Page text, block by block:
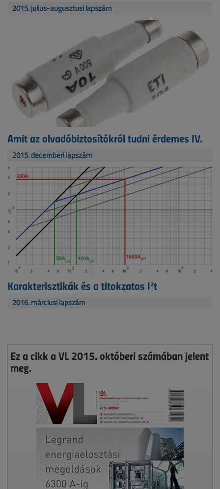
2015. július-augusztusi lapszám
Amit az olvadóbiztosítókról tudni érdemes IV.
2015. decemberi lapszám
Karakterisztikák és a titokzatos I²t
2016. márciusi lapszám
Ez a cikk a VL 2015. októberi számában jelent
meg.